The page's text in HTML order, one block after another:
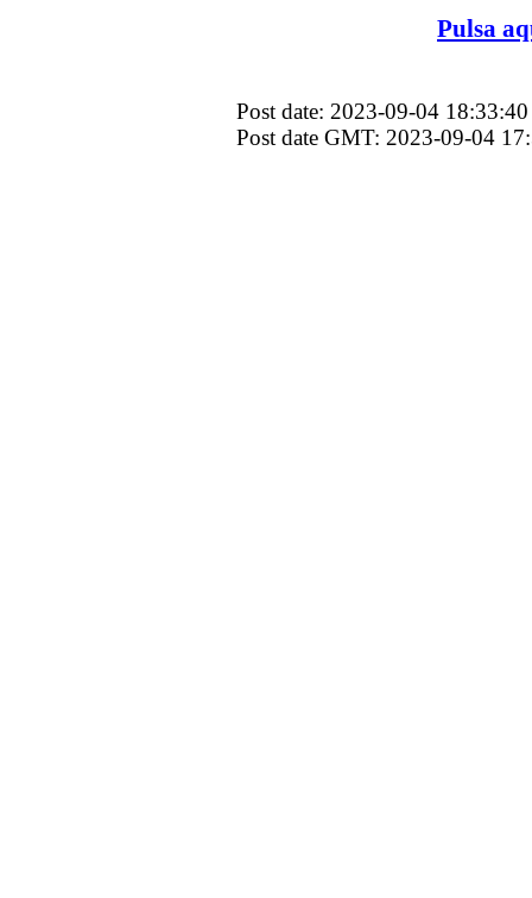
Pulsa
Post date: 2023-09-04 18:33:40
Post date GMT: 2023-09-04